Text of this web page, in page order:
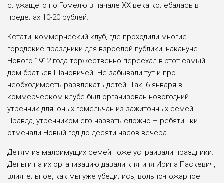
служащего по Гомелю в начале XX века колебалась в
пределах 10-20 рублей.
Кстати, коммерческий клуб, где проходили многие
городские праздники для взрослой публики, накануне
Нового 1912 года торжественно переехал в этот самый
дом братьев Шановичей. Не забывали тут и про
необходимость развлекать детей. Так, 6 января в
коммерческом клубе был организован новогодний
утренник для юных гомельчан из зажиточных семей.
Правда, утренником его назвать сложно – ребятишки
отмечали Новый год до десяти часов вечера.
Детям из малоимущих семей тоже устраивали праздники.
Деньги на их организацию давали княгиня Ирина Паскевич,
влиятельное, как мы уже убедились, вольно-пожарное